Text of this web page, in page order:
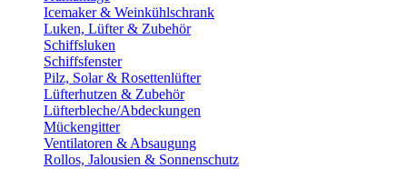
Icemaker & Weinkühlschrank
Luken, Lüfter & Zubehör
Schiffsluken
Schiffsfenster
Pilz, Solar & Rosettenlüfter
Lüfterhutzen & Zubehör
Lüfterbleche/Abdeckungen
Mückengitter
Ventilatoren & Absaugung
Rollos, Jalousien & Sonnenschutz